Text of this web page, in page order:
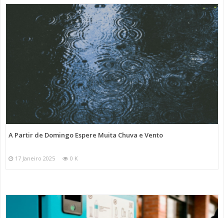
A Partir de Domingo Espere Muita Chuva e Vento
17 Janeiro 2025 0 K